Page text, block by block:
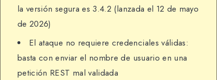
la versión segura es 3.4.2 (lanzada el 12 de mayo
de 2026)
El ataque no requiere credenciales válidas:
basta con enviar el nombre de usuario en una
petición REST mal validada